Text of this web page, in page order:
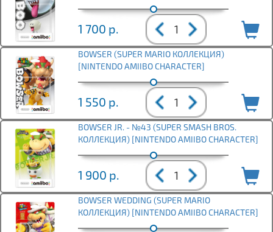
1 700 р.
BOWSER (SUPER MARIO КОЛЛЕКЦИЯ)
[NINTENDO AMIIBO CHARACTER]
1 550 р.
BOWSER JR. - №43 (SUPER SMASH BROS.
КОЛЛЕКЦИЯ) [NINTENDO AMIIBO CHARACTER]
1 900 р.
BOWSER WEDDING (SUPER MARIO
КОЛЛЕКЦИЯ) [NINTENDO AMIIBO CHARACTER]